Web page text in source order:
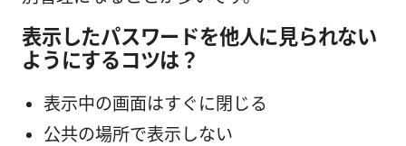
表示したパスワードを他人に見られない
ようにするコツは？
表示中の画面はすぐに閉じる
公共の場所で表示しない